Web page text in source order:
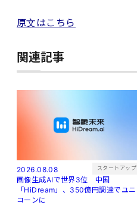
原文はこちら
関連記事
2026.08.08 スタートアップ
画像生成AIで世界3位 中国
「HiDream」、350億円調達でユニ
コーンに